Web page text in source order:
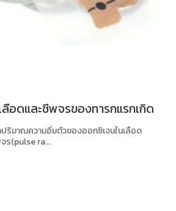
อดและชีพจรของทารกแรกเกิด
ริมาณความอิ่มตัวของออกซิเจนในเลือด
ร(pulse ra...